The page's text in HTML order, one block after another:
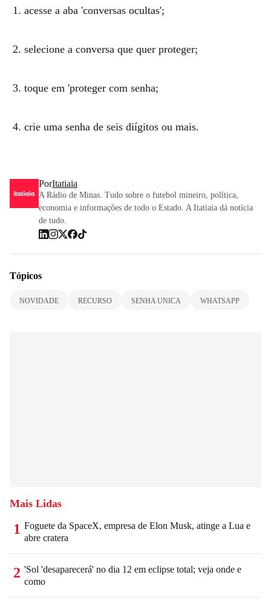
acesse a aba 'conversas ocultas';
selecione a conversa que quer proteger;
toque em 'proteger com senha;
crie uma senha de seis diígitos ou mais.
PorItatiaia
A Rádio de Minas. Tudo sobre o futebol mineiro, política,
economia e informações de todo o Estado. A Itatiaia dá notícia
de tudo.
Tópicos
NOVIDADE RECURSO SENHA UNICA WHATSAPP
Mais Lidas
1 Foguete da SpaceX, empresa de Elon Musk, atinge a Lua e
abre cratera
2 'Sol 'desaparecerá' no dia 12 em eclipse total; veja onde e
como